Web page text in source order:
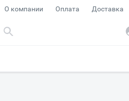
О компании Оплата Доставка